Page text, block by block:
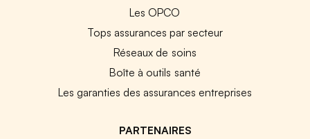
Les OPCO
Tops assurances par secteur
Réseaux de soins
Boîte à outils santé
Les garanties des assurances entreprises
PARTENAIRES